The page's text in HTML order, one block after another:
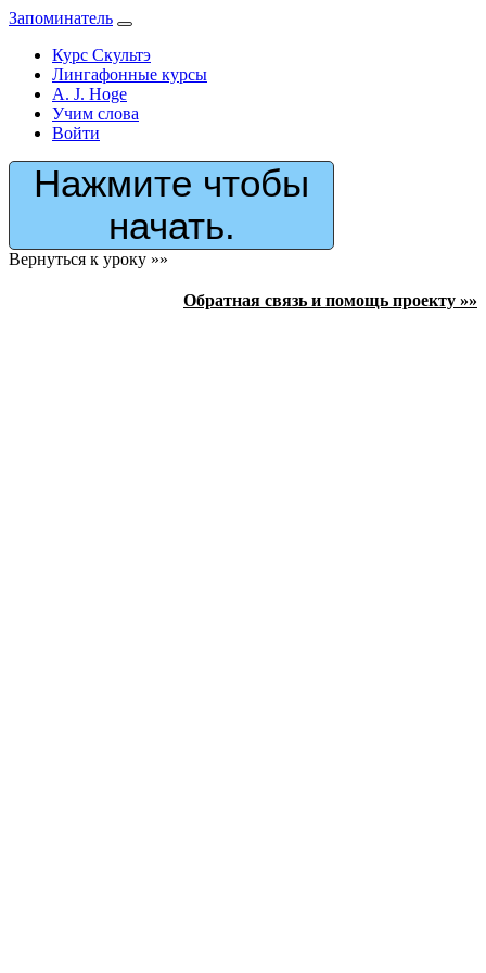
Запоминатель
Курс Скультэ
Лингафонные курсы
A. J. Hoge
Учим слова
Войти
Нажмите чтобы
начать.
Вернуться к уроку »»
Обратная связь и помощь проекту »»